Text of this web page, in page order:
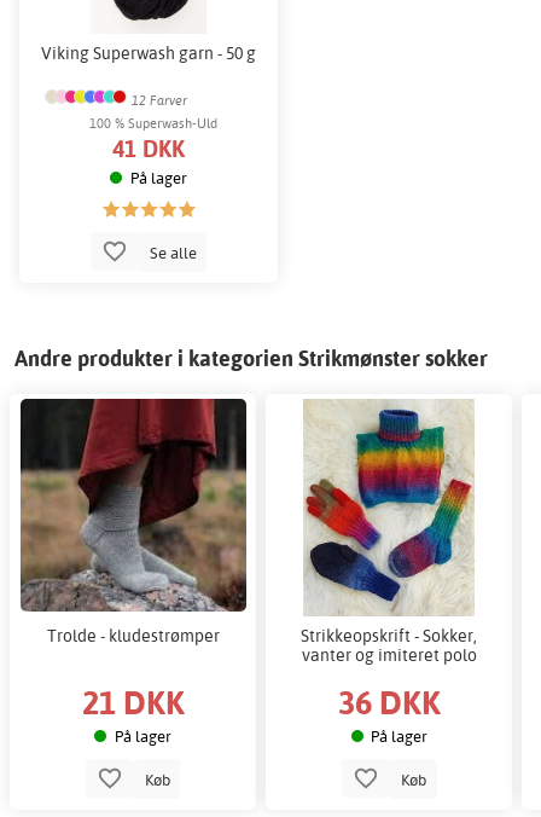
Viking Superwash garn - 50 g
12 Farver
100 % Superwash-Uld
41 DKK
På lager
Se alle
Andre produkter i kategorien Strikmønster sokker
Trolde - kludestrømper
21 DKK
På lager
Køb
Strikkeopskrift - Sokker,
vanter og imiteret polo
36 DKK
På lager
Køb